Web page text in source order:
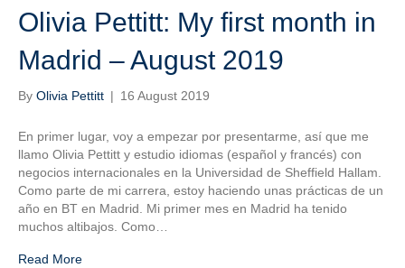
Olivia Pettitt: My first month in
Madrid – August 2019
By Olivia Pettitt | 16 August 2019
En primer lugar, voy a empezar por presentarme, así que me
llamo Olivia Pettitt y estudio idiomas (español y francés) con
negocios internacionales en la Universidad de Sheffield Hallam.
Como parte de mi carrera, estoy haciendo unas prácticas de un
año en BT en Madrid. Mi primer mes en Madrid ha tenido
muchos altibajos. Como…
Read More